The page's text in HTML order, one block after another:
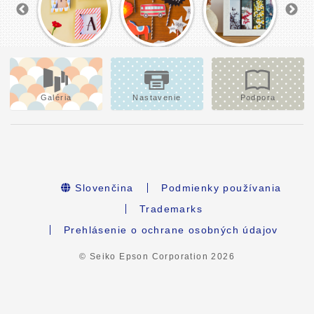
Galéria Nastavenie Podpora
Slovenčina
Podmienky používania
Trademarks
Prehlásenie o ochrane osobných údajov
© Seiko Epson Corporation2026